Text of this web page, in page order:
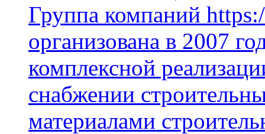
Группа компаний
организована в 2007
комплексной
снабжении
материалами